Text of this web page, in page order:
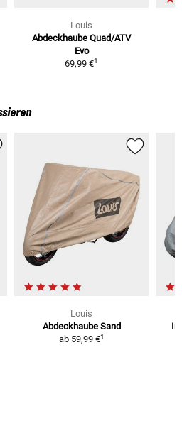
Louis
Abdeckhaube Quad/ATV
Evo
69,99 €1
Louis
Abdeckhaube Sand
ab 59,99 €1